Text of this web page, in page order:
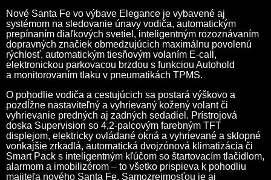
Nové Santa Fe vo výbave Elegance je vybavené aj
systémom na sledovanie únavy vodiča, automatickým
prepínaním diaľkových svetiel, inteligentným rozoznávaním
dopravných značiek obmedzujúcich maximálnu povolenú
rýchlosť, automatickým tiesňovým volaním E-call,
elektronickou parkovacou brzdou s funkciou Autohold
a monitorovaním tlaku v pneumatikách TPMS.
O pohodlie vodiča a cestujúcich sa postará výškovo a
pozdĺžne nastaviteľný a vyhrievaný kožený volant či
vyhrievanie predných aj zadných sedadiel. Prístrojová
doska Supervision so 4,2-palcovým farebným TFT
displejom, elektricky ovládané okná a vyhrievané a sklopné
vonkajšie zrkadlá, automatická dvojzónová klimatizácia či
Smart Pack s inteligentným kľúčom so štartovacím tlačidlom,
alarmom a imobilizérom – to všetko prispieva k pohodliu
majiteľa nového Santa Fe. Samozrejmosťou je aj